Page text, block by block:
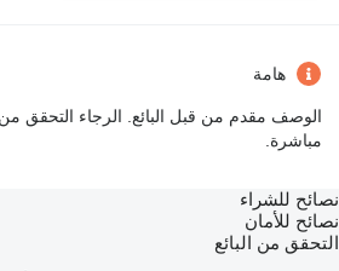
هامة
الوصف مقدم من قبل البائع. الرجاء التحقق من
مباشرة.
نصائح للشراء
نصائح للأمان
التحقق من البائع